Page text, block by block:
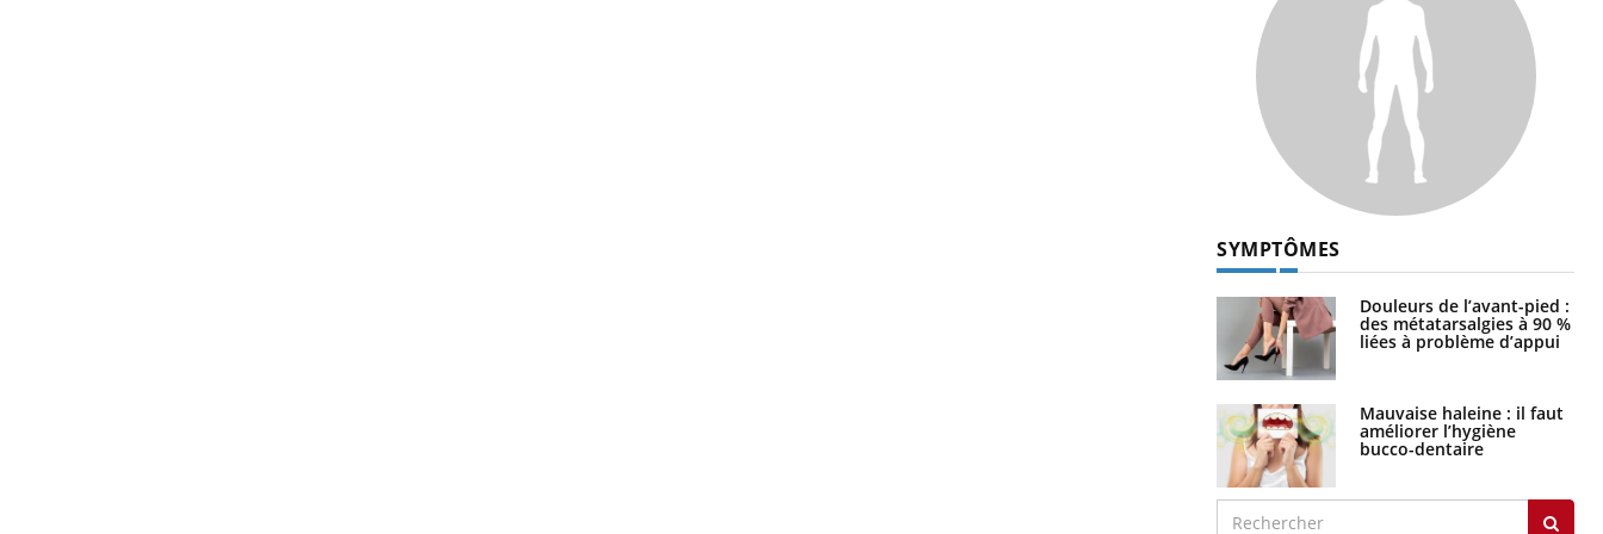
SYMPTÔMES
Douleurs de l’avant-pied :
des métatarsalgies à 90 %
liées à problème d’appui
Mauvaise haleine : il faut
améliorer l’hygiène
bucco-dentaire